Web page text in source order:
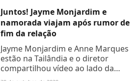
alegria, saúde, paz e muito...
Juntos! Jayme Monjardim e
namorada viajam após rumor de
fim da relação
Jayme Monjardim e Anne Marques
estão na Tailândia e o diretor
compartilhou vídeo ao lado da
namorada, com quem assumiu